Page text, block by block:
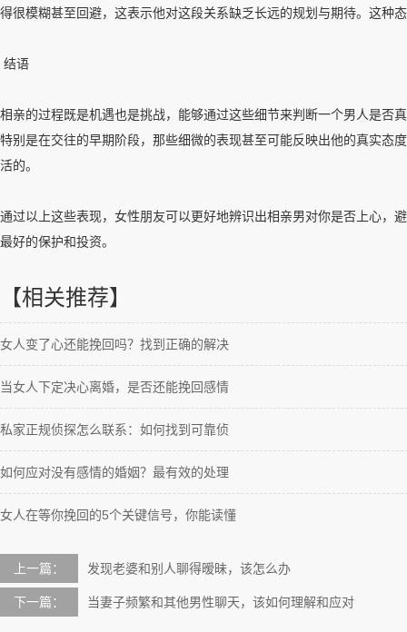
得很模糊甚至回避，这表示他对这段关系缺乏长远的规划与期待。这种
结语
相亲的过程既是机遇也是挑战，能够通过这些细节来判断一个男人是否
特别是在交往的早期阶段，那些细微的表现甚至可能反映出他的真实态
活的。
通过以上这些表现，女性朋友可以更好地辨识出相亲男对你是否上心，
最好的保护和投资。
【相关推荐】
女人变了心还能挽回吗？找到正确的解决
当女人下定决心离婚，是否还能挽回感情
私家正规侦探怎么联系：如何找到可靠侦
如何应对没有感情的婚姻？最有效的处理
女人在等你挽回的5个关键信号，你能读懂
上一篇： 发现老婆和别人聊得暧昧，该怎么办
下一篇： 当妻子频繁和其他男性聊天，该如何理解和应对